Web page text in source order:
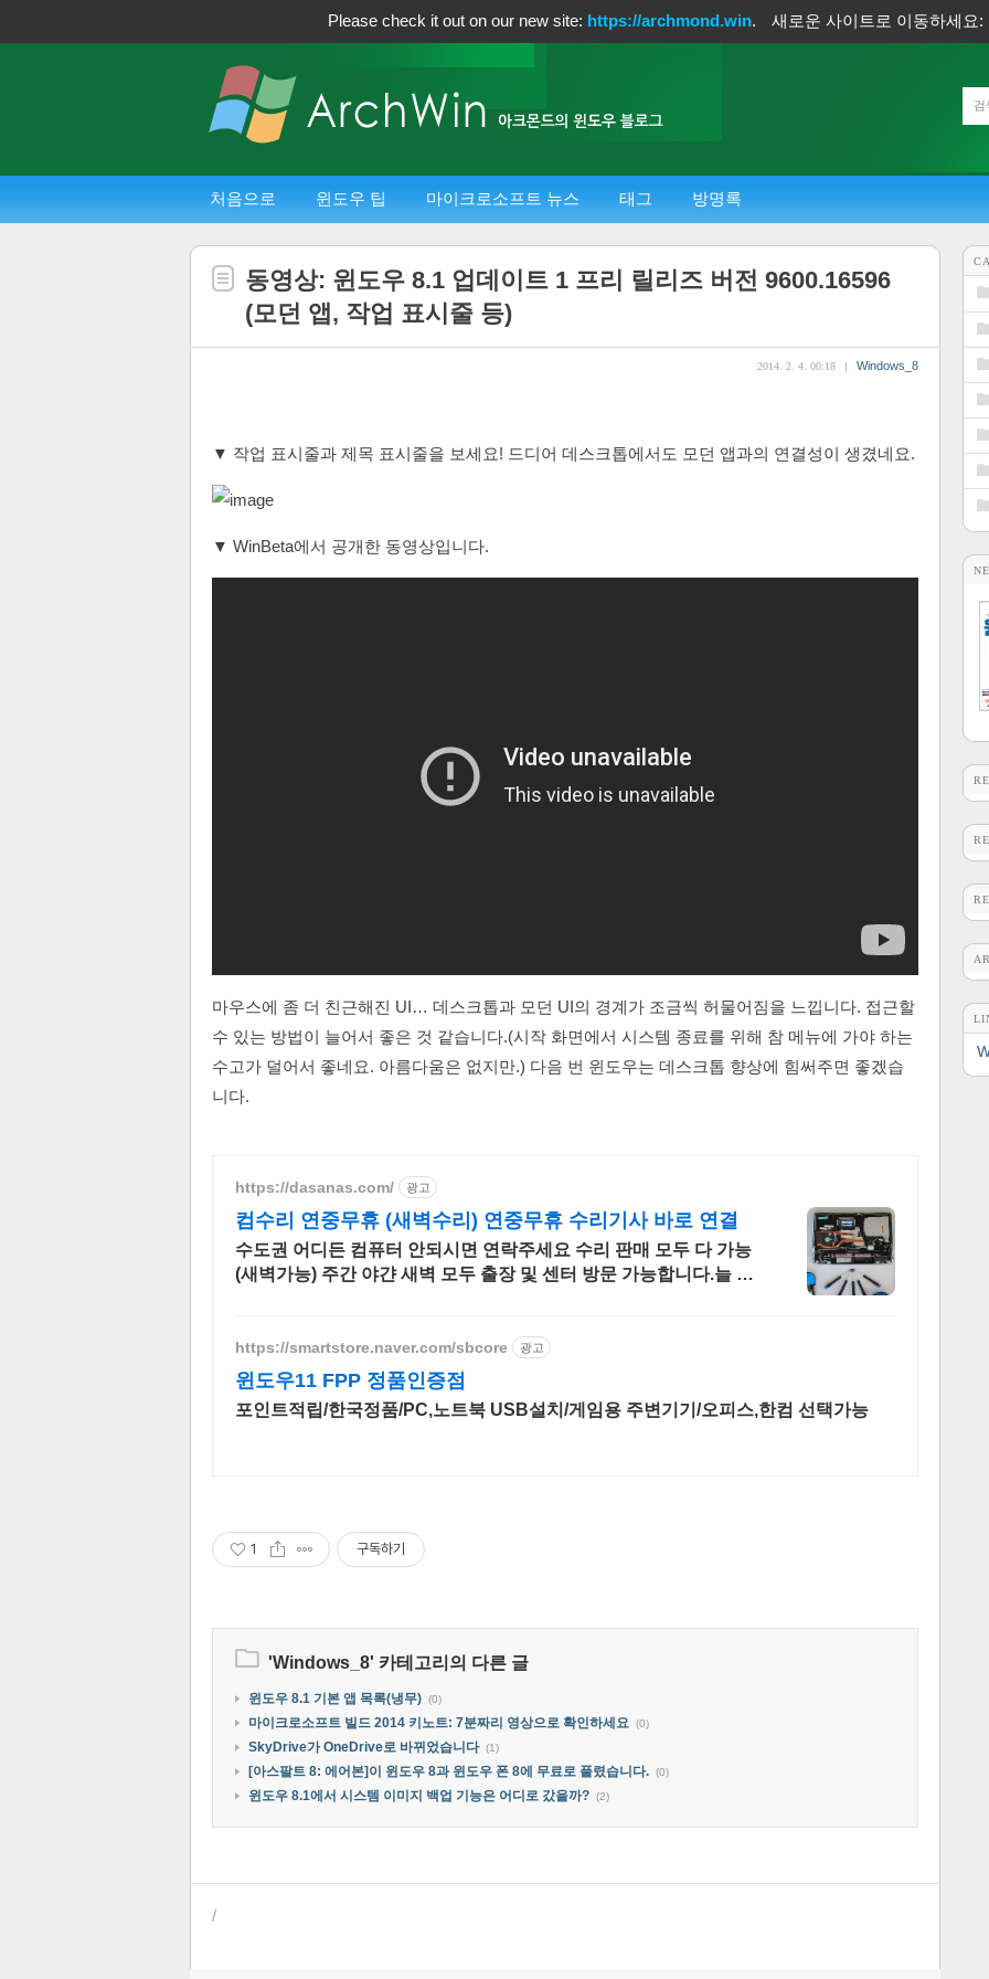
Please check it out on our new site: https://archmond.win. 새로운 사이트로 이동하세요:
처음으로 윈도우 팁 마이크로소프트 뉴스 태그 방명록
동영상: 윈도우 8.1 업데이트 1 프리 릴리즈 버전 9600.16596
(모던 앱, 작업 표시줄 등)
2014. 2. 4. 00:18 | Windows_8
▼ 작업 표시줄과 제목 표시줄을 보세요! 드디어 데스크톱에서도 모던 앱과의 연결성이 생겼네요.
▼ WinBeta에서 공개한 동영상입니다.
마우스에 좀 더 친근해진 UI… 데스크톱과 모던 UI의 경계가 조금씩 허물어짐을 느낍니다. 접근할
수 있는 방법이 늘어서 좋은 것 같습니다.(시작 화면에서 시스템 종료를 위해 참 메뉴에 가야 하는
수고가 덜어서 좋네요. 아름다움은 없지만.) 다음 번 윈도우는 데스크톱 향상에 힘써주면 좋겠습
니다.
https://dasanas.com/ 광고
컴수리 연중무휴 (새벽수리) 연중무휴 수리기사 바로 연결
수도권 어디든 컴퓨터 안되시면 연락주세요 수리 판매 모두 다 가능
(새벽가능) 주간 야갼 새벽 모두 출장 및 센터 방문 가능합니다.늘 열
https://smartstore.naver.com/sbcore 광고
윈도우11 FPP 정품인증점
포인트적립/한국정품/PC,노트북 USB설치/게임용 주변기기/오피스,한컴 선택가능
1 구독하기
'Windows_8' 카테고리의 다른 글
윈도우 8.1 기본 앱 목록(냉무) (0)
마이크로소프트 빌드 2014 키노트: 7분짜리 영상으로 확인하세요 (0)
SkyDrive가 OneDrive로 바뀌었습니다 (1)
[아스팔트 8: 에어본]이 윈도우 8과 윈도우 폰 8에 무료로 풀렸습니다. (0)
윈도우 8.1에서 시스템 이미지 백업 기능은 어디로 갔을까? (2)
/